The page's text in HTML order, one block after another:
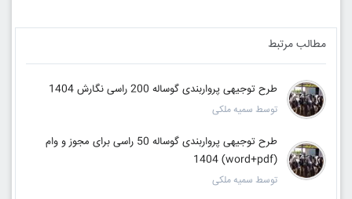
مطالب مرتبط
طرح توجیهی پرواربندی گوساله 200 راسی نگارش 1404
توسط سمیه ملکی
طرح توجیهی پرواربندی گوساله 50 راسی برای مجوز و وام
(word+pdf) 1404
توسط سمیه ملکی